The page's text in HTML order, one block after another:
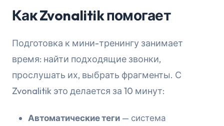
Как Zvonalitik помогает
Подготовка к мини-тренингу занимает
время: найти подходящие звонки,
прослушать их, выбрать фрагменты. С
Zvonalitik это делается за 10 минут:
Автоматические теги — система